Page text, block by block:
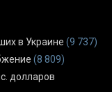
в Украине (9 737)
(8 809)
долларов